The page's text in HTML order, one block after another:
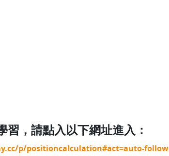
，請點入以下網址進入：
p/positioncalculation#act=auto-follow